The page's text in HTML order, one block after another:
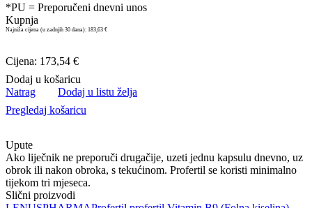
*PU = Preporučeni dnevni unos
Kupnja
Najniža cijena (u zadnjih 30 dana): 183,63 €
Cijena: 173,54 €
Dodaj u košaricu
Natrag
Dodaj u listu želja
Pregledaj košaricu
Upute
Ako liječnik ne preporuči drugačije, uzeti jednu kapsulu dnevno, uz
obrok ili nakon obroka, s tekućinom. Profertil se koristi minimalno
tijekom tri mjeseca.
Slični proizvodi